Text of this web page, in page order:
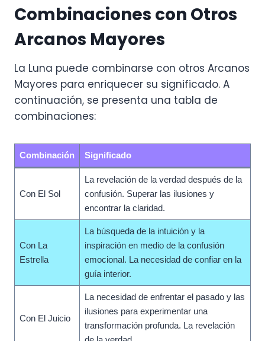
Combinaciones con Otros
Arcanos Mayores
La Luna puede combinarse con otros Arcanos
Mayores para enriquecer su significado. A
continuación, se presenta una tabla de
combinaciones:
Combinación Significado
Con El Sol
La revelación de la verdad después de la
confusión. Superar las ilusiones y
encontrar la claridad.
Con La
Estrella
La búsqueda de la intuición y la
inspiración en medio de la confusión
emocional. La necesidad de confiar en la
guía interior.
Con El Juicio
La necesidad de enfrentar el pasado y las
ilusiones para experimentar una
transformación profunda. La revelación